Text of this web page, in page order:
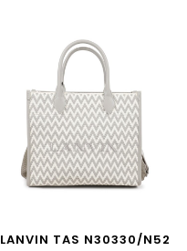
LANVIN TAS N30330/N52